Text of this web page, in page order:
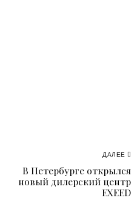
ДАЛЕЕ
В Петербурге открылся
новый дилерский центр
EXEED